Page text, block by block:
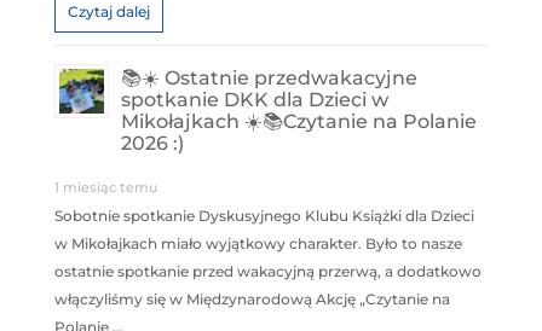
Czytaj dalej
📚☀️ Ostatnie przedwakacyjne
spotkanie DKK dla Dzieci w
Mikołajkach ☀️📚Czytanie na Polanie
2026 :)
1 miesiąc temu
Sobotnie spotkanie Dyskusyjnego Klubu Książki dla Dzieci
w Mikołajkach miało wyjątkowy charakter. Było to nasze
ostatnie spotkanie przed wakacyjną przerwą, a dodatkowo
włączyliśmy się w Międzynarodową Akcję „Czytanie na
Polanie …